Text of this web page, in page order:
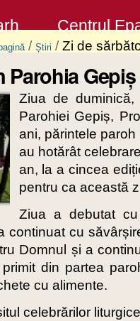
Centrul
/ Știri / Zi de
Parohia
Ziua de
Parohiei Gepiș,
ani, părintele
au hotărât
an, la a cincea
pentru ca această
Ziua a debutat
continuat cu
Domnul și a
din partea
cu alimente.
celebrărilor